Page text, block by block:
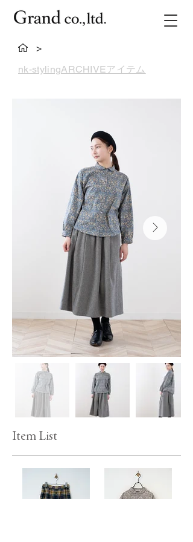
>
nk-stylingARCHIVEアイテム
Item List